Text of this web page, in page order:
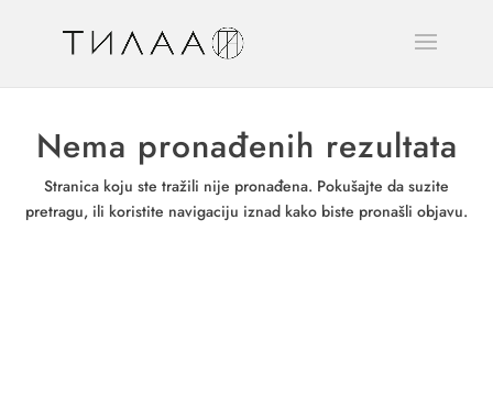
Nema pronađenih rezultata
Stranica koju ste tražili nije pronađena. Pokušajte da suzite
pretragu, ili koristite navigaciju iznad kako biste pronašli objavu.